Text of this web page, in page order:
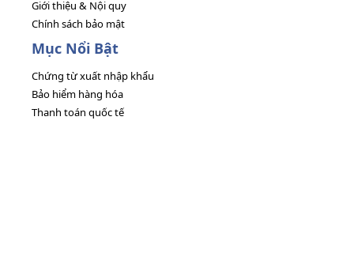
Giới thiệu & Nội quy
Chính sách bảo mật
Mục Nổi Bật
Chứng từ xuất nhập khẩu
Bảo hiểm hàng hóa
Thanh toán quốc tế